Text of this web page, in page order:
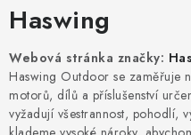
ZPRAVODAJ
KONTAKTY
LODNÍ MOTORY
Haswing
Webová stránka značky:
Haswing Outdoor se zaměřuje
motorů, dílů a příslušenství
vyžadují všestrannost, pohodlí,